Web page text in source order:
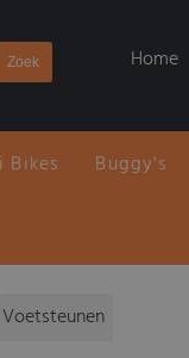
Home
Bikes Buggy's
Voetsteunen